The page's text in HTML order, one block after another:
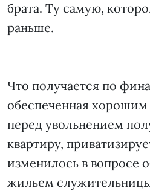
брата. Ту самую,
раньше.
Что получается по
обеспеченная
перед увольнением
квартиру,
изменилось в вопросе
жильем